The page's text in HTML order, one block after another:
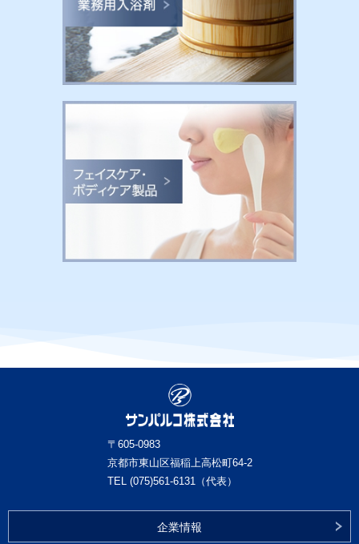
〒605-0983
京都市東山区福稲上高松町64-2
TEL (075)561-6131（代表）
企業情報